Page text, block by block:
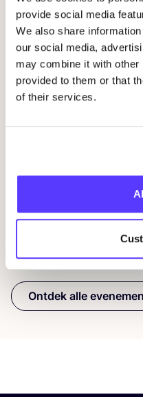
provide social media
We also share
our social media,
may combine it with other
provided to them or that
of their services.
08 AUG
Workshop: Maak Je
Ontdek alle